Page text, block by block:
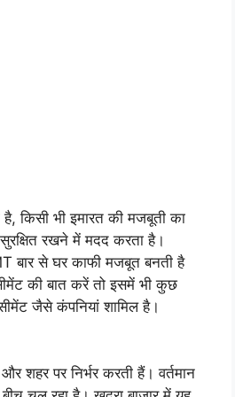
किसी भी इमारत की मजबूती का
रखने में मदद करता है।
बार से घर काफी मजबूत बनती है
की बात करें तो इसमें भी कुछ
जैसे कंपनियां शामिल है।
पर निर्भर करती हैं। वर्तमान